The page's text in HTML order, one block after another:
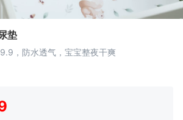
垫
，防水透气，宝宝整夜干爽